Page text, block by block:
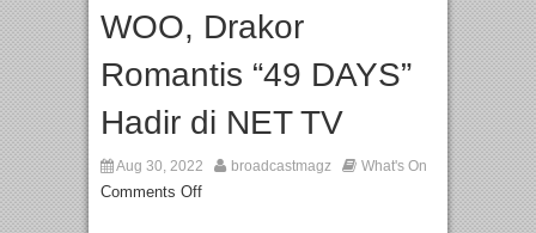
WOO, Drakor
Romantis “49 DAYS”
Hadir di NET TV
Aug 30, 2022 broadcastmagz What's On
Comments Off